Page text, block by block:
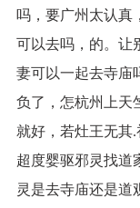
吗，要广州太认真
可以去吗，的。让
妻可以一起去寺庙
负了，怎杭州上天
就好，若灶王无其.
超度婴驱邪灵找道
灵是去寺庙还是道